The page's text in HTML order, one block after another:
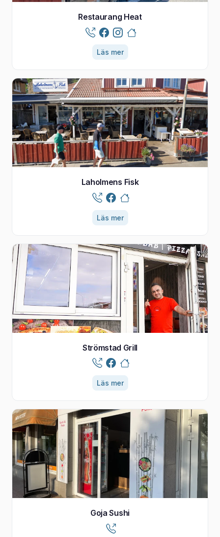
Restaurang Heat
Läs mer
Laholmens Fisk
Läs mer
Strömstad Grill
Läs mer
Goja Sushi